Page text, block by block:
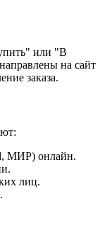
или "В
на сайт
заказа.
МИР) онлайн.
лиц.